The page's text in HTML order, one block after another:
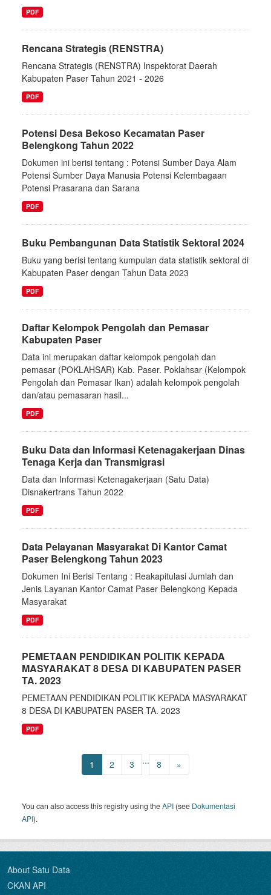
PDF
Rencana Strategis (RENSTRA)
Rencana Strategis (RENSTRA) Inspektorat Daerah
Kabupaten Paser Tahun 2021 - 2026
PDF
Potensi Desa Bekoso Kecamatan Paser
Belengkong Tahun 2022
Dokumen ini berisi tentang : Potensi Sumber Daya Alam
Potensi Sumber Daya Manusia Potensi Kelembagaan
Potensi Prasarana dan Sarana
PDF
Buku Pembangunan Data Statistik Sektoral 2024
Buku yang berisi tentang kumpulan data statistik sektoral di
Kabupaten Paser dengan Tahun Data 2023
PDF
Daftar Kelompok Pengolah dan Pemasar
Kabupaten Paser
Data ini merupakan daftar kelompok pengolah dan
pemasar (POKLAHSAR) Kab. Paser. Poklahsar (Kelompok
Pengolah dan Pemasar Ikan) adalah kelompok pengolah
dan/atau pemasaran hasil...
PDF
Buku Data dan Informasi Ketenagakerjaan Dinas
Tenaga Kerja dan Transmigrasi
Data dan Informasi Ketenagakerjaan (Satu Data)
Disnakertrans Tahun 2022
PDF
Data Pelayanan Masyarakat Di Kantor Camat
Paser Belengkong Tahun 2023
Dokumen Ini Berisi Tentang : Reakapitulasi Jumlah dan
Jenis Layanan Kantor Camat Paser Belengkong Kepada
Masyarakat
PDF
PEMETAAN PENDIDIKAN POLITIK KEPADA
MASYARAKAT 8 DESA DI KABUPATEN PASER
TA. 2023
PEMETAAN PENDIDIKAN POLITIK KEPADA MASYARAKAT
8 DESA DI KABUPATEN PASER TA. 2023
PDF
1 2 3 ... 8 »
You can also access this registry using theAPI (see Dokumentasi
API).
About Satu Data
CKAN API